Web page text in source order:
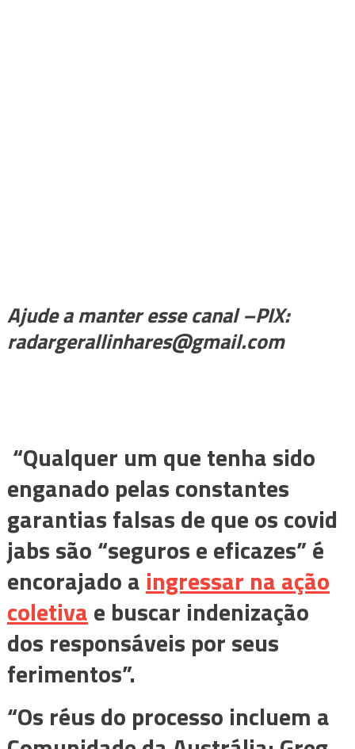
Ajude a manter esse canal –PIX:
radargerallinhares@gmail.com
“Qualquer um que tenha sido
enganado pelas constantes
garantias falsas de que os covid
jabs são “seguros e eficazes” é
encorajado a ingressar na ação
coletivae buscar indenização
dos responsáveis ​​​​por seus
ferimentos”.
“Os réus do processo incluem a